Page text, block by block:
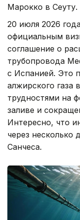
Марокко в Сеуту.
20 июля 2026
официальным
соглашение о
трубопровода
с Испанией. Это
алжирского газа
трудностями на
заливе и
Интересно, что
через несколько
Санчеса.